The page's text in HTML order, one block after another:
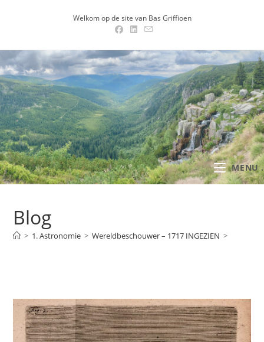
Welkom op de site van Bas Griffioen
MENU .
Blog
> 1. Astronomie > Wereldbeschouwer – 1717 INGEZIEN >